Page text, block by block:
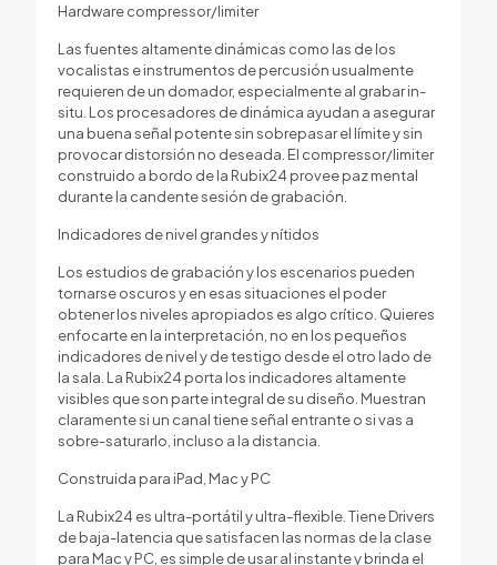
Hardware compressor/limiter
Las fuentes altamente dinámicas como las de los
vocalistas e instrumentos de percusión usualmente
requieren de un domador, especialmente al grabar in-
situ. Los procesadores de dinámica ayudan a asegurar
una buena señal potente sin sobrepasar el límite y sin
provocar distorsión no deseada. El compressor/limiter
construido a bordo de la Rubix24 provee paz mental
durante la candente sesión de grabación.
Indicadores de nivel grandes y nítidos
Los estudios de grabación y los escenarios pueden
tornarse oscuros y en esas situaciones el poder
obtener los niveles apropiados es algo crítico. Quieres
enfocarte en la interpretación, no en los pequeños
indicadores de nivel y de testigo desde el otro lado de
la sala. La Rubix24 porta los indicadores altamente
visibles que son parte integral de su diseño. Muestran
claramente si un canal tiene señal entrante o si vas a
sobre-saturarlo, incluso a la distancia.
Construida para iPad, Mac y PC
La Rubix24 es ultra-portátil y ultra-flexible. Tiene Drivers
de baja-latencia que satisfacen las normas de la clase
para Mac y PC, es simple de usar al instante y brinda el